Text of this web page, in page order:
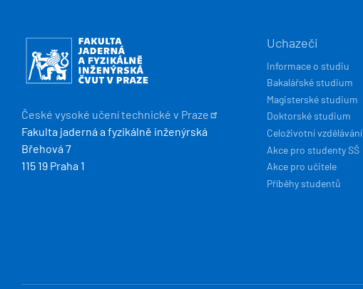
HLAVNÍ
NAVIGACE
Uchazeči
Informace o studiu
Bakalářské studium
Magisterské studium
Doktorské studium
Celoživotní vzdělávání
Akce pro studenty SŠ
Akce pro učitele
Příběhy studentů
Obrázek
České vysoké učení technické v Praze
Fakulta jaderná a fyzikálně inženýrská
Břehová 7
115 19 Praha 1